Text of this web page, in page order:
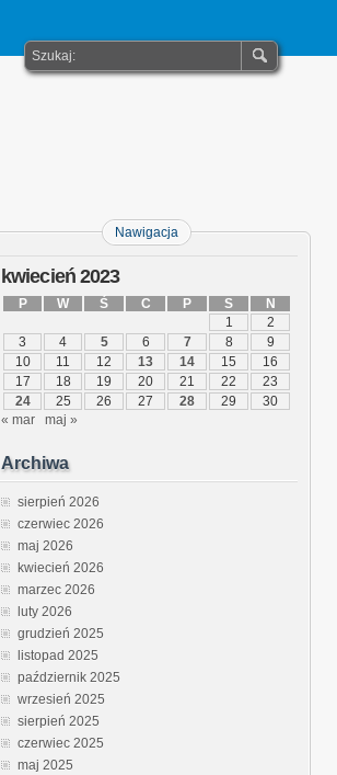
Nawigacja
kwiecień 2023
P W Ś C P S
N
1
2
3
4 5 6 7 8
9
10
11 12 13 14 15
16
17
18 19 20 21 22
23
24
25 26 27 28 29
30
« mar
maj »
Archiwa
sierpień 2026
czerwiec 2026
maj 2026
kwiecień 2026
marzec 2026
luty 2026
grudzień 2025
listopad 2025
październik 2025
wrzesień 2025
sierpień 2025
czerwiec 2025
maj 2025